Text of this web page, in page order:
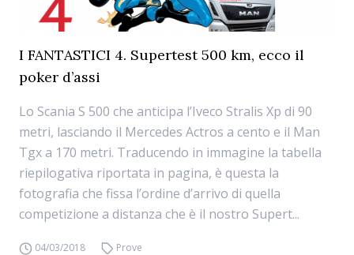
I FANTASTICI 4. Supertest 500 km, ecco il
poker d’assi
Lo Scania S 500 che anticipa l’Iveco Stralis Xp di 90
metri, lasciando il Mercedes Actros a cento e il Man
Tgx a 170 metri. Traducendo in immagine la tabella
riepilogativa riportata in pagina, è questa la
fotografia che fissa l’ordine d’arrivo di quella
competizione a distanza che è il nostro Supert...
04/03/2018 Prove